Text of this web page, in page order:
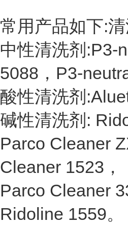
常用产品如下:
中性清洗剂:P3-
5088，P3-
酸性清洗剂
碱性清洗剂:
Parco Cleaner
Cleaner 1523，
Parco Cleaner
Ridoline 1559。